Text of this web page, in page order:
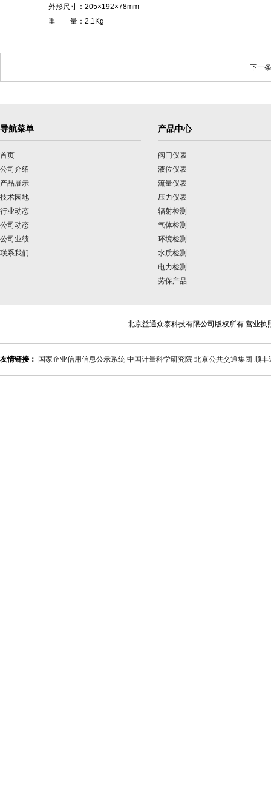
外形尺寸：205×192×78mm
重 量：2.1Kg
下一
导航菜单
首页
公司介绍
产品展示
技术园地
行业动态
公司动态
公司业绩
联系我们
产品中心
阀门仪表
液位仪表
流量仪表
压力仪表
辐射检测
气体检测
环境检测
水质检测
电力检测
劳保产品
北京益通众泰科技有限公司版权所有 营业执
友情链接： 国家企业信用信息公示系统 中国计量科学研究院 北京公共交通集团 顺丰